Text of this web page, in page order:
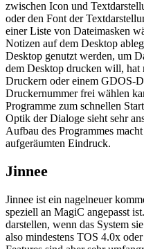
zwischen Icon und
oder den Font der
einer Liste von Dateimasken
Notizen auf dem Desktop
Desktop genutzt werden, um
dem Desktop drucken will,
Druckern oder einem GDOS-
Druckernummer frei wählen
Programme zum schnellen
Optik der Dialoge sieht sehr
Aufbau des Programmes
aufgeräumten Eindruck.
Jinnee
Jinnee ist ein nagelneuer
speziell an MagiC angepasst
darstellen, wenn das System
also mindestens TOS 4.0x